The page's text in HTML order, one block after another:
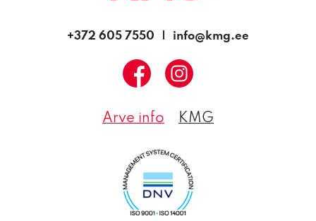
+372 605 7550 info@kmg.ee
Arve info KMG